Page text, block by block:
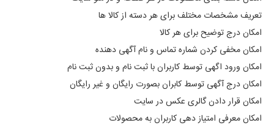
تعریف مشخصات مختلف برای هر دسته از کالا ها
امکان درج توضیح برای هر کالا
امکان مخفی کردن شماره تماس و نام آگهی دهنده
امکان ورود اگهی توسط کاربران با ثبت نام و بدون ثبت نام
امکان درج آگهی توسط کابران بصورت رایگان و غیر رایگان
امکان قرار دادن گالری عکس در سایت
امکان معرفی امتیاز دهی کاربران به محصولات